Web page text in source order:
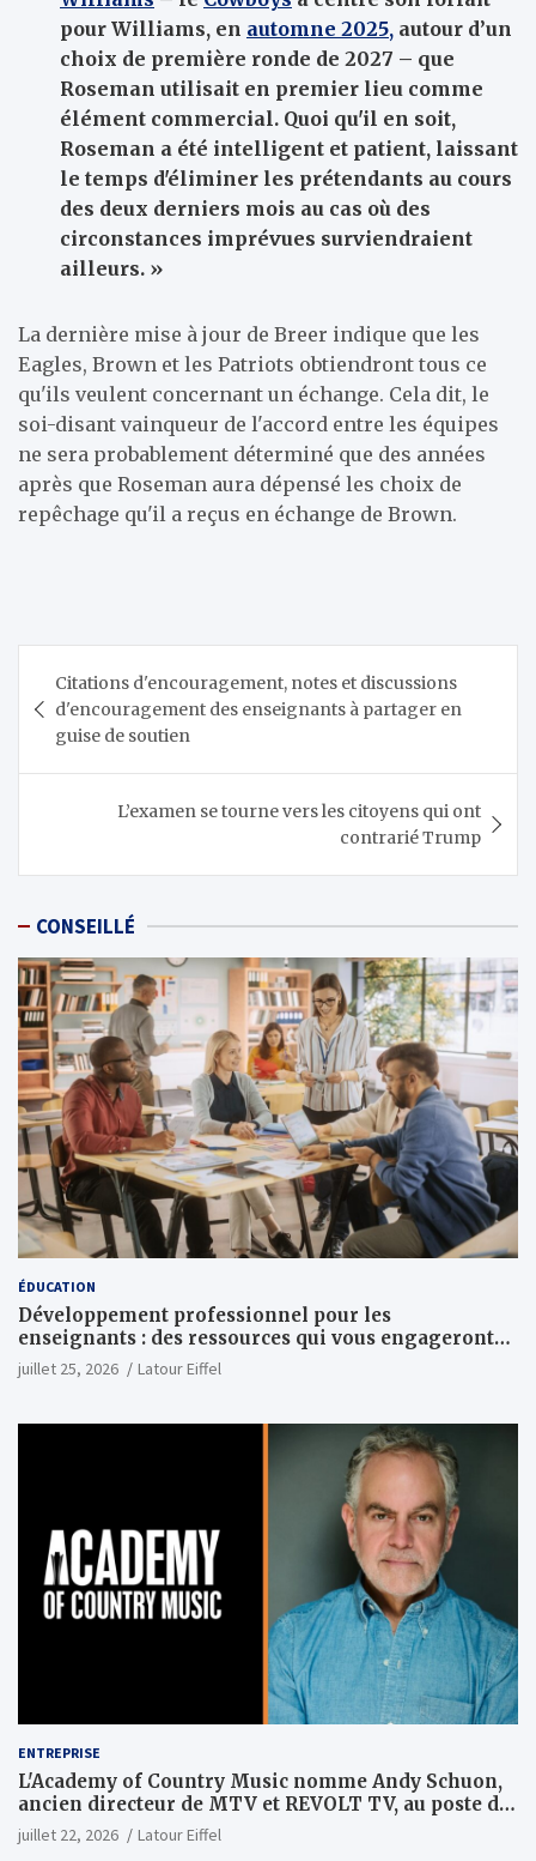
pour Williams, en automne 2025, autour d’un
choix de première ronde de 2027 – que
Roseman utilisait en premier lieu comme
élément commercial. Quoi qu'il en soit,
Roseman a été intelligent et patient, laissant
le temps d'éliminer les prétendants au cours
des deux derniers mois au cas où des
circonstances imprévues surviendraient
ailleurs. »
La dernière mise à jour de Breer indique que les
Eagles, Brown et les Patriots obtiendront tous ce
qu'ils veulent concernant un échange. Cela dit, le
soi-disant vainqueur de l'accord entre les équipes
ne sera probablement déterminé que des années
après que Roseman aura dépensé les choix de
repêchage qu'il a reçus en échange de Brown.
de
l’article
Citations d'encouragement, notes et discussions
d'encouragement des enseignants à partager en
guise de soutien
L’examen se tourne vers les citoyens qui ont
contrarié Trump
CONSEILLÉ
ÉDUCATION
Développement professionnel pour les
enseignants : des ressources qui vous engageront
vraiment
juillet 25, 2026 Latour Eiffel
ENTREPRISE
L'Academy of Country Music nomme Andy Schuon,
ancien directeur de MTV et REVOLT TV, au poste de
PDG
juillet 22, 2026 Latour Eiffel